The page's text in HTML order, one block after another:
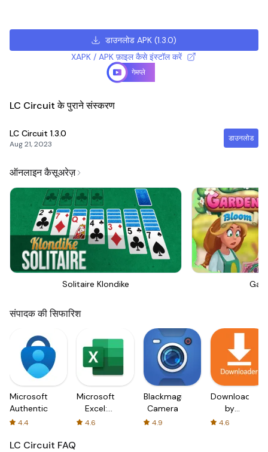
डाउनलोड APK (1.3.0)
XAPK / APK फ़ाइल कैसे इंस्टॉल करें
गेमप्ले
LC Circuit के पुराने संस्करण
LC Circuit 1.3.0
Aug 21, 2023
डाउनलोड
ऑनलाइन कैसूअरेज़
Solitaire Klondike
संपादक की सिफारिश
Microsoft
Authenticator
4.4
Microsoft
Excel:
Spreadsheets
4.6
Blackmagic
Camera
4.9
Downloader
by
AFTVnews
4.6
LC Circuit FAQ